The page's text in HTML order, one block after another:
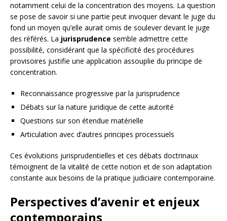
notamment celui de la concentration des moyens. La question
se pose de savoir si une partie peut invoquer devant le juge du
fond un moyen qu’elle aurait omis de soulever devant le juge
des référés. La jurisprudence semble admettre cette
possibilité, considérant que la spécificité des procédures
provisoires justifie une application assouplie du principe de
concentration.
Reconnaissance progressive par la jurisprudence
Débats sur la nature juridique de cette autorité
Questions sur son étendue matérielle
Articulation avec d’autres principes processuels
Ces évolutions jurisprudentielles et ces débats doctrinaux
témoignent de la vitalité de cette notion et de son adaptation
constante aux besoins de la pratique judiciaire contemporaine.
Perspectives d’avenir et enjeux
contemporains